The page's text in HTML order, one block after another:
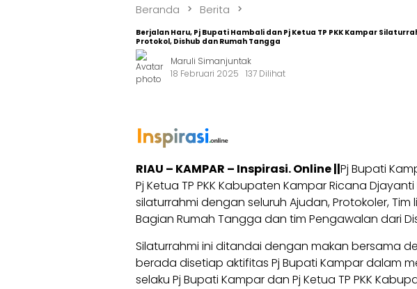
Beranda Berita
Berjalan Haru, Pj Bupati Hambali dan Pj Ketua TP PKK Kampar
Protokol, Dishub dan Rumah Tangga
Maruli Simanjuntak
18 Februari 2025
137 Dilihat
RIAU – KAMPAR – Inspirasi. Online ||Pj Bupati
Pj Ketua TP PKK Kabupaten Kampar Ricana
silaturrahmi dengan seluruh Ajudan, Protokoler,
Bagian Rumah Tangga dan tim Pengawalan dari
Silaturrahmi ini ditandai dengan makan bersama
berada disetiap aktifitas Pj Bupati Kampar dalam
selaku Pj Bupati Kampar dan Pj Ketua TP PKK